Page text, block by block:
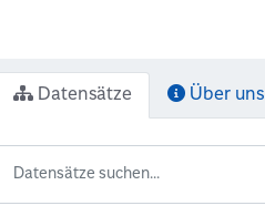
Datensätze Über uns